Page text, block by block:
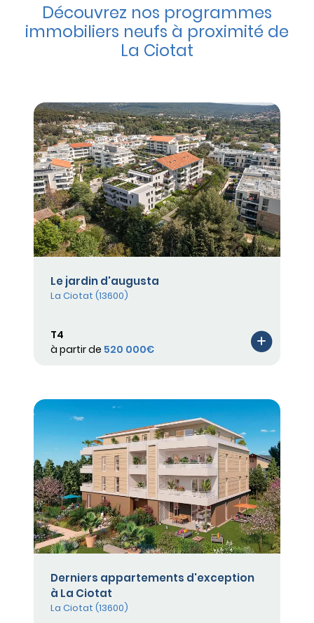
Découvrez nos programmes
immobiliers neufs à proximité de
La Ciotat
Le jardin d'augusta
La Ciotat (13600)
T4
à partir de 520 000€
Derniers appartements d'exception
à La Ciotat
La Ciotat (13600)